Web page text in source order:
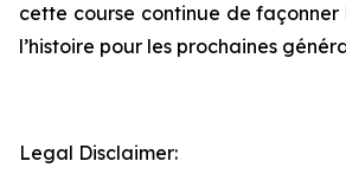
cette course continue de façonner
l’histoire pour les prochaines
Legal Disclaimer: